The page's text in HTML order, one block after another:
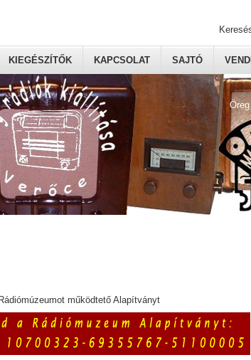
KIEGÉSZÍTŐK KAPCSOLAT SAJTÓ
működtető Alapítványt